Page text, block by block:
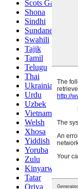
Scots Gaelic
Shona
Sindhi
Sundanese
Swahili
Tajik
Tamil
Telugu
Thai
Ukrainian
Urdu
Uzbek
Vietnamese
Welsh
Xhosa
Yiddish
Yoruba
Zulu
Kinyarwanda
Tatar
Oriya